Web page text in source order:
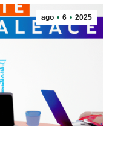
ago 6 2025